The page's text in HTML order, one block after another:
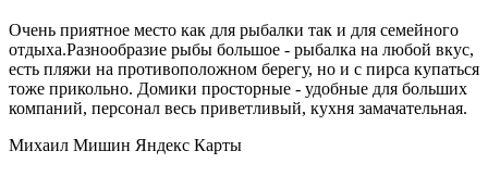
Очень приятное место как для рыбалки так и для семейного
отдыха.Разнообразие рыбы большое - рыбалка на любой вкус,
есть пляжи на противоположном берегу, но и с пирса купаться
тоже прикольно. Домики просторные - удобные для больших
компаний, персонал весь приветливый, кухня замачательная.
Михаил Мишин Яндекс Карты